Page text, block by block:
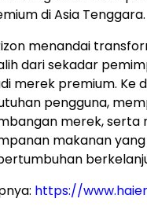
di Asia Tenggara.
menandai
dari sekadar
merek premium. Ke
pengguna,
merek, serta
makanan
https://